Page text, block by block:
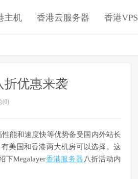
主机 香港云服务器 香港VPS
折优惠来袭
(0)
能和速度快等优势备受国内外站长
美国和香港两大机房可以选择。这
下Megalayer香港服务器 八折活动内